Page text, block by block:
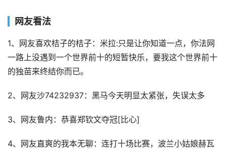
网友看法
1、网友喜欢桔子的桔子：米拉:只是让你知道一点，你法网
一路上没遇到一个世界前十的短暂快乐，要我这个世界前十
的独苗来终结你而已。
2、网友沙74232937：黑马今天明显太紧张，失误太多
3、网友鲁内：恭喜郑钦文夺冠[比心]
4、网友直爽的我本无聊：连打十场比赛，波兰小姑娘赫瓦